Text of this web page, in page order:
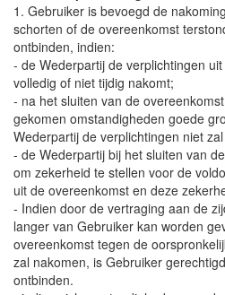
1. Gebruiker is bevoegd de
schorten of de overeenkomst
ontbinden, indien:
- de Wederpartij de verplichtingen
volledig of niet tijdig nakomt;
- na het sluiten van de
gekomen omstandigheden goede
Wederpartij de verplichtingen niet
- de Wederpartij bij het sluiten van
om zekerheid te stellen voor de
uit de overeenkomst en deze
- Indien door de vertraging aan de
langer van Gebruiker kan worden
overeenkomst tegen de
zal nakomen, is Gebruiker
ontbinden.